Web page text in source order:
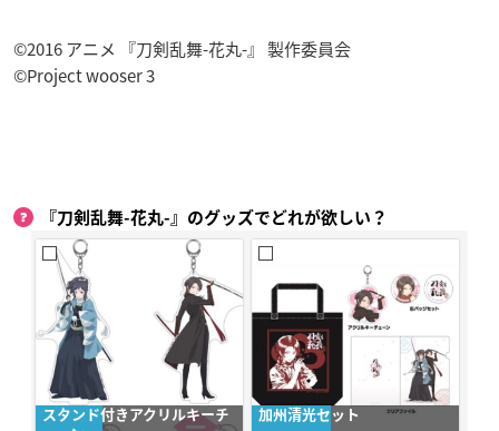
©2016 アニメ 『刀剣乱舞-花丸-』 製作委員会
©Project wooser 3
『刀剣乱舞-花丸-』のグッズでどれが欲しい？
スタンド付きアクリルキーチ
加州清光セット